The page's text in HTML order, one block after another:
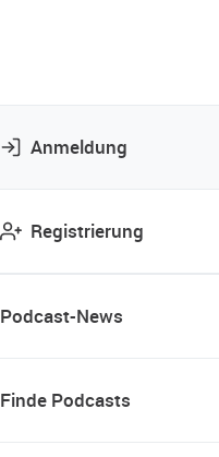
Anmeldung
Registrierung
Podcast-News
Finde Podcasts